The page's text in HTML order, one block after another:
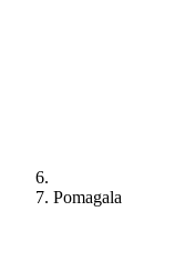
Pomagala